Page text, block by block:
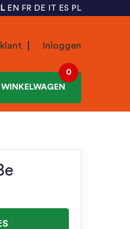
EN FR DE IT ES PL
Inloggen
WINKELWAGEN
0